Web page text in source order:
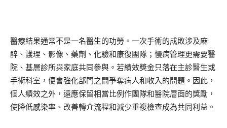
醫療結果通常不是一名醫生的功勞。一次手術的成敗涉及麻
醉、護理、影像、藥劑、化驗和康復團隊；慢病管理更需要醫
院、基層診所與家庭共同參與。若績效獎金只落在主診醫生或
手術科室，便會強化部門之間爭奪病人和收入的問題。因此，
個人績效之外，還應保留相當比例作團隊和醫院層面的獎勵，
使降低感染率、改善轉介流程和減少重複檢查成為共同利益。